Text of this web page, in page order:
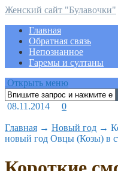
Женский сайт "Булавочки"
Главная
Обратная связь
Непознанное
Гаремы и султаны
Открыть меню
08.11.2014 0
Главная → Новый год →
новый год Овцы (Козы) в